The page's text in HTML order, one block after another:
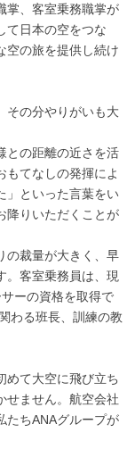
掌、客室乗務職掌が
て日本の空をつな
空の旅を提供し続け
その分やりがいも大
との距離の近さを活
もてなしの発揮によ
」といった言葉をい
降りいただくことが
の裁量が大きく、早
。客室乗務員は、現
ーの資格を取得で
わる班長、訓練の教
めて大空に飛び立ち
せません。航空会社
たちANAグループが